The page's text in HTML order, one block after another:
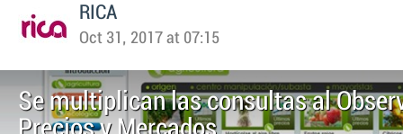
RICA
Oct 31, 2017 at 07:15
Se multiplican las consultas al
Precios y Mercados